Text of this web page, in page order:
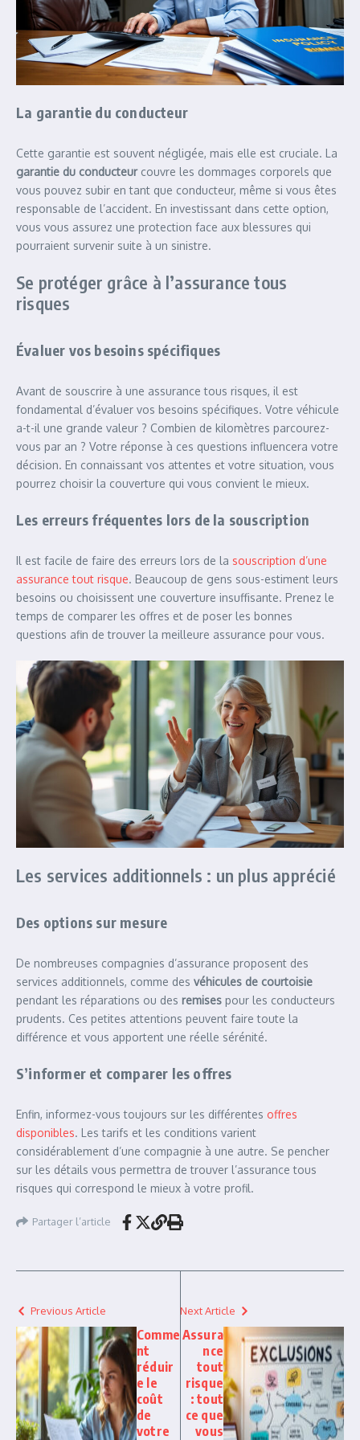
La garantie du conducteur
Cette garantie est souvent négligée, mais elle est cruciale. La
garantie du conducteurcouvre les dommages corporels que
vous pouvez subir en tant que conducteur, même si vous êtes
responsable de l’accident. En investissant dans cette option,
vous vous assurez une protection face aux blessures qui
pourraient survenir suite à un sinistre.
Se protéger grâce à l’assurance tous
risques
Évaluer vos besoins spécifiques
Avant de souscrire à une assurance tous risques, il est
fondamental d’évaluer vos besoins spécifiques. Votre véhicule
a-t-il une grande valeur ? Combien de kilomètres parcourez-
vous par an ? Votre réponse à ces questions influencera votre
décision. En connaissant vos attentes et votre situation, vous
pourrez choisir la couverture qui vous convient le mieux.
Les erreurs fréquentes lors de la souscription
Il est facile de faire des erreurs lors de la souscription d’une
assurance tout risque. Beaucoup de gens sous-estiment leurs
besoins ou choisissent une couverture insuffisante. Prenez le
temps de comparer les offres et de poser les bonnes
questions afin de trouver la meilleure assurance pour vous.
Les services additionnels : un plus apprécié
Des options sur mesure
De nombreuses compagnies d’assurance proposent des
services additionnels, comme des véhicules de courtoisie
pendant les réparations ou des remises pour les conducteurs
prudents. Ces petites attentions peuvent faire toute la
différence et vous apportent une réelle sérénité.
S’informer et comparer les offres
Enfin, informez-vous toujours sur les différentes offres
disponibles. Les tarifs et les conditions varient
considérablement d’une compagnie à une autre. Se pencher
sur les détails vous permettra de trouver l’assurance tous
risques qui correspond le mieux à votre profil.
Partager l’article
Previous Article
Comme
nt
réduir
e le
coût
de
votre
Next Article
Assura
nce
tout
risque
: tout
ce que
vous